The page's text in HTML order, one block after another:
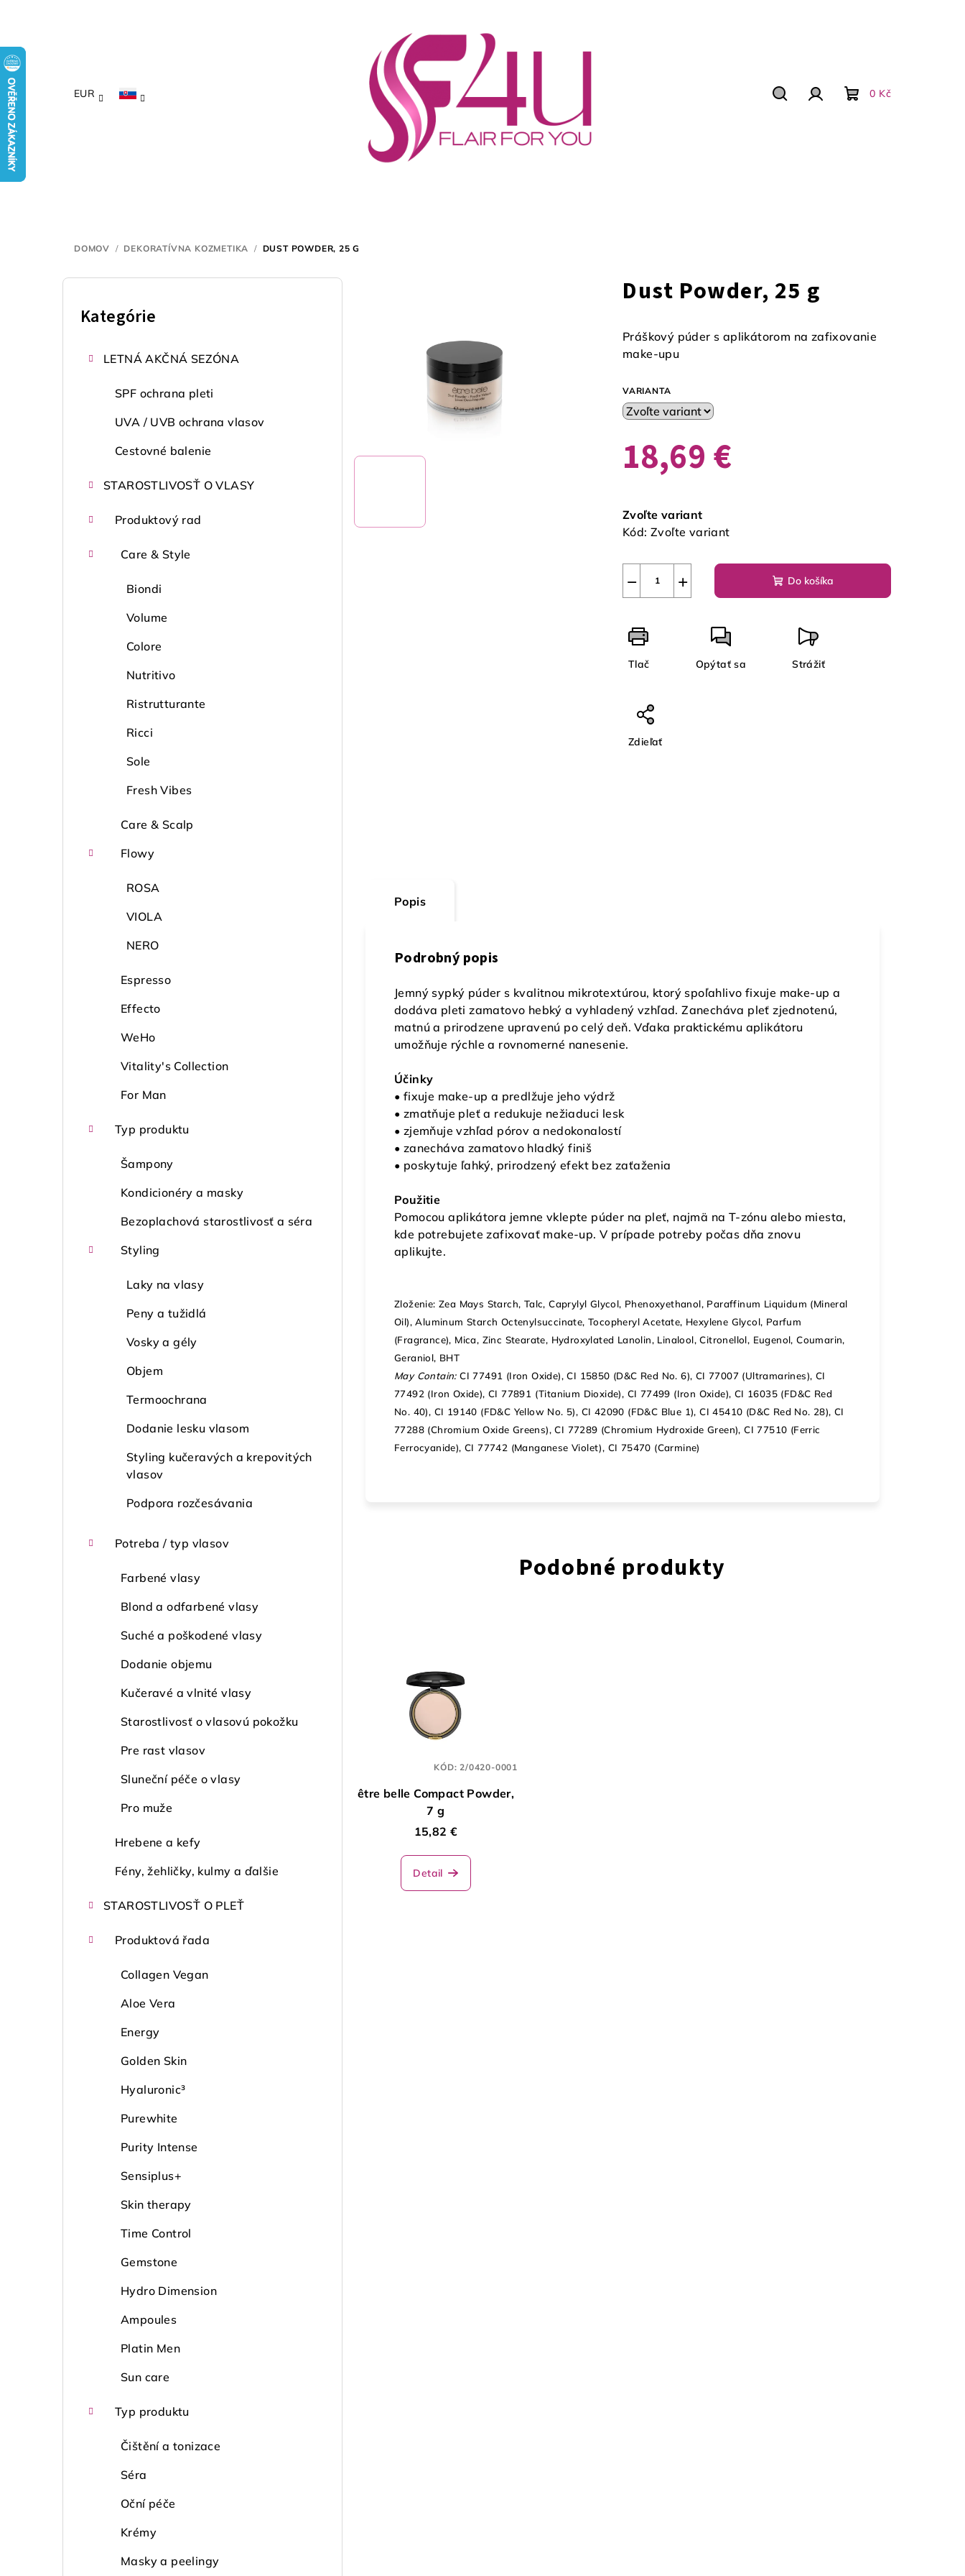
EUR 0 Kč
DOMOV / DEKORATÍVNA KOZMETIKA / DUST POWDER, 25 G
B
Preskočiť
Kategórie
LETNÁ AKČNÁ SEZÓNA
SPF ochrana pleti
UVA / UVB ochrana vlasov
Cestovné balenie
STAROSTLIVOSŤ O VLASY
Produktový rad
Care & Style
Biondi
Volume
Colore
Nutritivo
Ristrutturante
Ricci
Sole
Fresh Vibes
Care & Scalp
Flowy
ROSA
VIOLA
NERO
Espresso
Effecto
WeHo
Vitality's Collection
For Man
Typ produktu
Šampony
Kondicionéry a masky
Bezoplachová starostlivosť a séra
Styling
Laky na vlasy
Peny a tužidlá
Vosky a gély
Objem
Termoochrana
Dodanie lesku vlasom
Styling kučeravých a krepovitých
vlasov
Podpora rozčesávania
Potreba / typ vlasov
Farbené vlasy
Blond a odfarbené vlasy
Suché a poškodené vlasy
Dodanie objemu
Kučeravé a vlnité vlasy
Starostlivosť o vlasovú pokožku
Pre rast vlasov
Sluneční péče o vlasy
Pro muže
Hrebene a kefy
Fény, žehličky, kulmy a ďalšie
STAROSTLIVOSŤ O PLEŤ
Produktová řada
Collagen Vegan
Aloe Vera
Energy
Golden Skin
Hyaluronic³
Purewhite
Purity Intense
Sensiplus+
Skin therapy
Time Control
Gemstone
Hydro Dimension
Ampoules
Platin Men
Sun care
Typ produktu
Čištění a tonizace
Séra
Oční péče
Krémy
Masky a peelingy
Dust Powder, 25 g
Práškový púder s aplikátorom na zafixovanie
make-upu
VARIANTA
18,69 €
cena:
Zvoľte variant
Kód: Zvoľte variant
+
− Do košíka
Tlač Opýtať sa Strážiť
Zdieľať
Popis
Podrobný popis
Jemný sypký púder s kvalitnou mikrotextúrou, ktorý spoľahlivo fixuje make-up a
dodáva pleti zamatovo hebký a vyhladený vzhľad. Zanecháva pleť zjednotenú,
matnú a prirodzene upravenú po celý deň. Vďaka praktickému aplikátoru
umožňuje rýchle a rovnomerné nanesenie.
Účinky
• fixuje make-up a predlžuje jeho výdrž
• zmatňuje pleť a redukuje nežiaduci lesk
• zjemňuje vzhľad pórov a nedokonalostí
• zanecháva zamatovo hladký finiš
• poskytuje ľahký, prirodzený efekt bez zaťaženia
Použitie
Pomocou aplikátora jemne vklepte púder na pleť, najmä na T-zónu alebo miesta,
kde potrebujete zafixovať make-up. V prípade potreby počas dňa znovu
aplikujte.
Zloženie: Zea Mays Starch, Talc, Caprylyl Glycol, Phenoxyethanol, Paraffinum Liquidum (Mineral
Oil), Aluminum Starch Octenylsuccinate, Tocopheryl Acetate, Hexylene Glycol, Parfum
(Fragrance), Mica, Zinc Stearate, Hydroxylated Lanolin, Linalool, Citronellol, Eugenol, Coumarin,
Geraniol, BHT
May Contain:CI 77491 (Iron Oxide), CI 15850 (D&C Red No. 6), CI 77007 (Ultramarines), CI
77492 (Iron Oxide), CI 77891 (Titanium Dioxide), CI 77499 (Iron Oxide), CI 16035 (FD&C Red
No. 40), CI 19140 (FD&C Yellow No. 5), CI 42090 (FD&C Blue 1), CI 45410 (D&C Red No. 28), CI
77288 (Chromium Oxide Greens), CI 77289 (Chromium Hydroxide Green), CI 77510 (Ferric
Ferrocyanide), CI 77742 (Manganese Violet), CI 75470 (Carmine)
Podobné produkty
être belle Compact Powder,
7 g
15,82 €
Detail
KÓD:2/0420-0001